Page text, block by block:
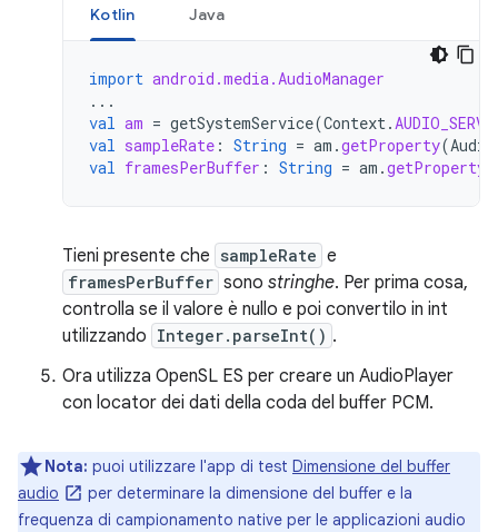
Kotlin Java
import android.media.AudioManager
...
val am = getSystemService(Context.
val sampleRate : String = am .getProperty(
val framesPerBuffer : String = am .getProperty
Tieni presente che sampleRate e
framesPerBuffer sono stringhe. Per prima cosa,
controlla se il valore è nullo e poi convertilo in int
utilizzando Integer.parseInt() .
Ora utilizza OpenSL ES per creare un AudioPlayer
con locator dei dati della coda del buffer PCM.
Nota: puoi utilizzare l'app di test Dimensione del buffer
audio
per determinare la dimensione del buffer e la
frequenza di campionamento native per le applicazioni audio